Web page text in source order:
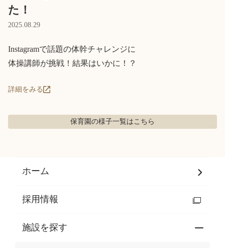
た！
2025.08.29
Instagramで話題の体幹チャレンジに
体操講師が挑戦！結果はいかに！？
詳細をみる
保育園の様子一覧はこちら
ホーム
採用情報
施設を探す